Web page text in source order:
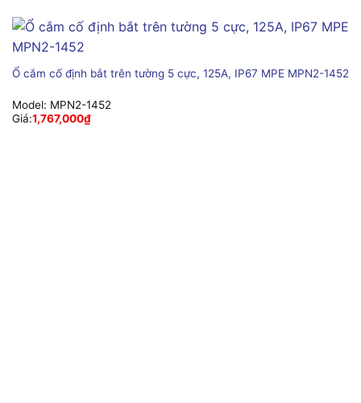
Ổ cắm cố định bắt trên tường 5 cực, 125A, IP67 MPE MPN2-1452
Model: MPN2-1452
Giá:1,767,000₫